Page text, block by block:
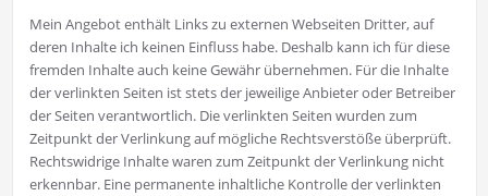
Mein Angebot enthält Links zu externen Webseiten Dritter, auf
deren Inhalte ich keinen Einfluss habe. Deshalb kann ich für diese
fremden Inhalte auch keine Gewähr übernehmen. Für die Inhalte
der verlinkten Seiten ist stets der jeweilige Anbieter oder Betreiber
der Seiten verantwortlich. Die verlinkten Seiten wurden zum
Zeitpunkt der Verlinkung auf mögliche Rechtsverstöße überprüft.
Rechtswidrige Inhalte waren zum Zeitpunkt der Verlinkung nicht
erkennbar. Eine permanente inhaltliche Kontrolle der verlinkten